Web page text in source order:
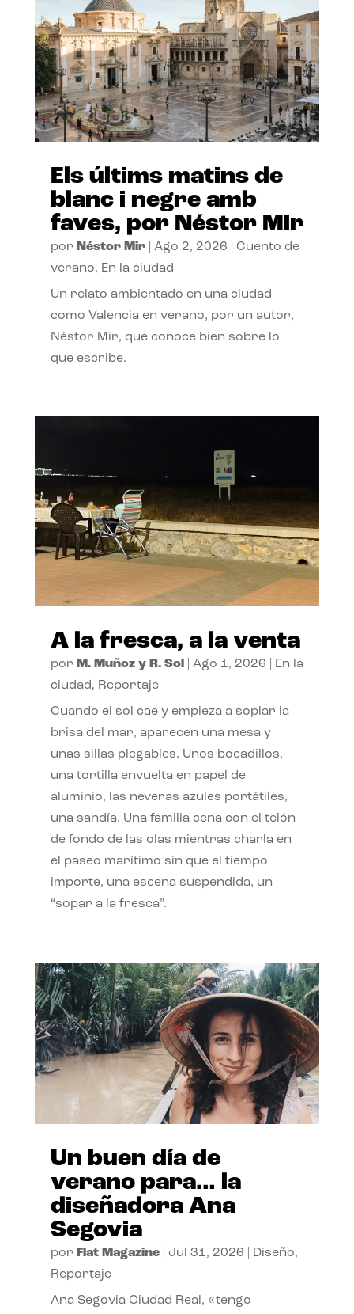
Els últims matins de
blanc i negre amb
faves, por Néstor Mir
por Néstor Mir| Ago 2, 2026
Cuento de
verano, En la ciudad
Un relato ambientado en una ciudad
como Valencia en verano, por un autor,
Néstor Mir, que conoce bien sobre lo
que escribe.
A la fresca, a la venta
por M. Muñoz y R. Sol| Ago 1, 2026
En la
ciudad, Reportaje
Cuando el sol cae y empieza a soplar la
brisa del mar, aparecen una mesa y
unas sillas plegables. Unos bocadillos,
una tortilla envuelta en papel de
aluminio, las neveras azules portátiles,
una sandía. Una familia cena con el telón
de fondo de las olas mientras charla en
el paseo marítimo sin que el tiempo
importe, una escena suspendida, un
“sopar a la fresca”.
Un buen día de
verano para… la
diseñadora Ana
Segovia
por Flat Magazine| Jul 31, 2026 Diseño,
Reportaje
Ana Segovia Ciudad Real, «tengo